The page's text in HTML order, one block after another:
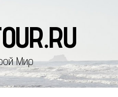
Мир